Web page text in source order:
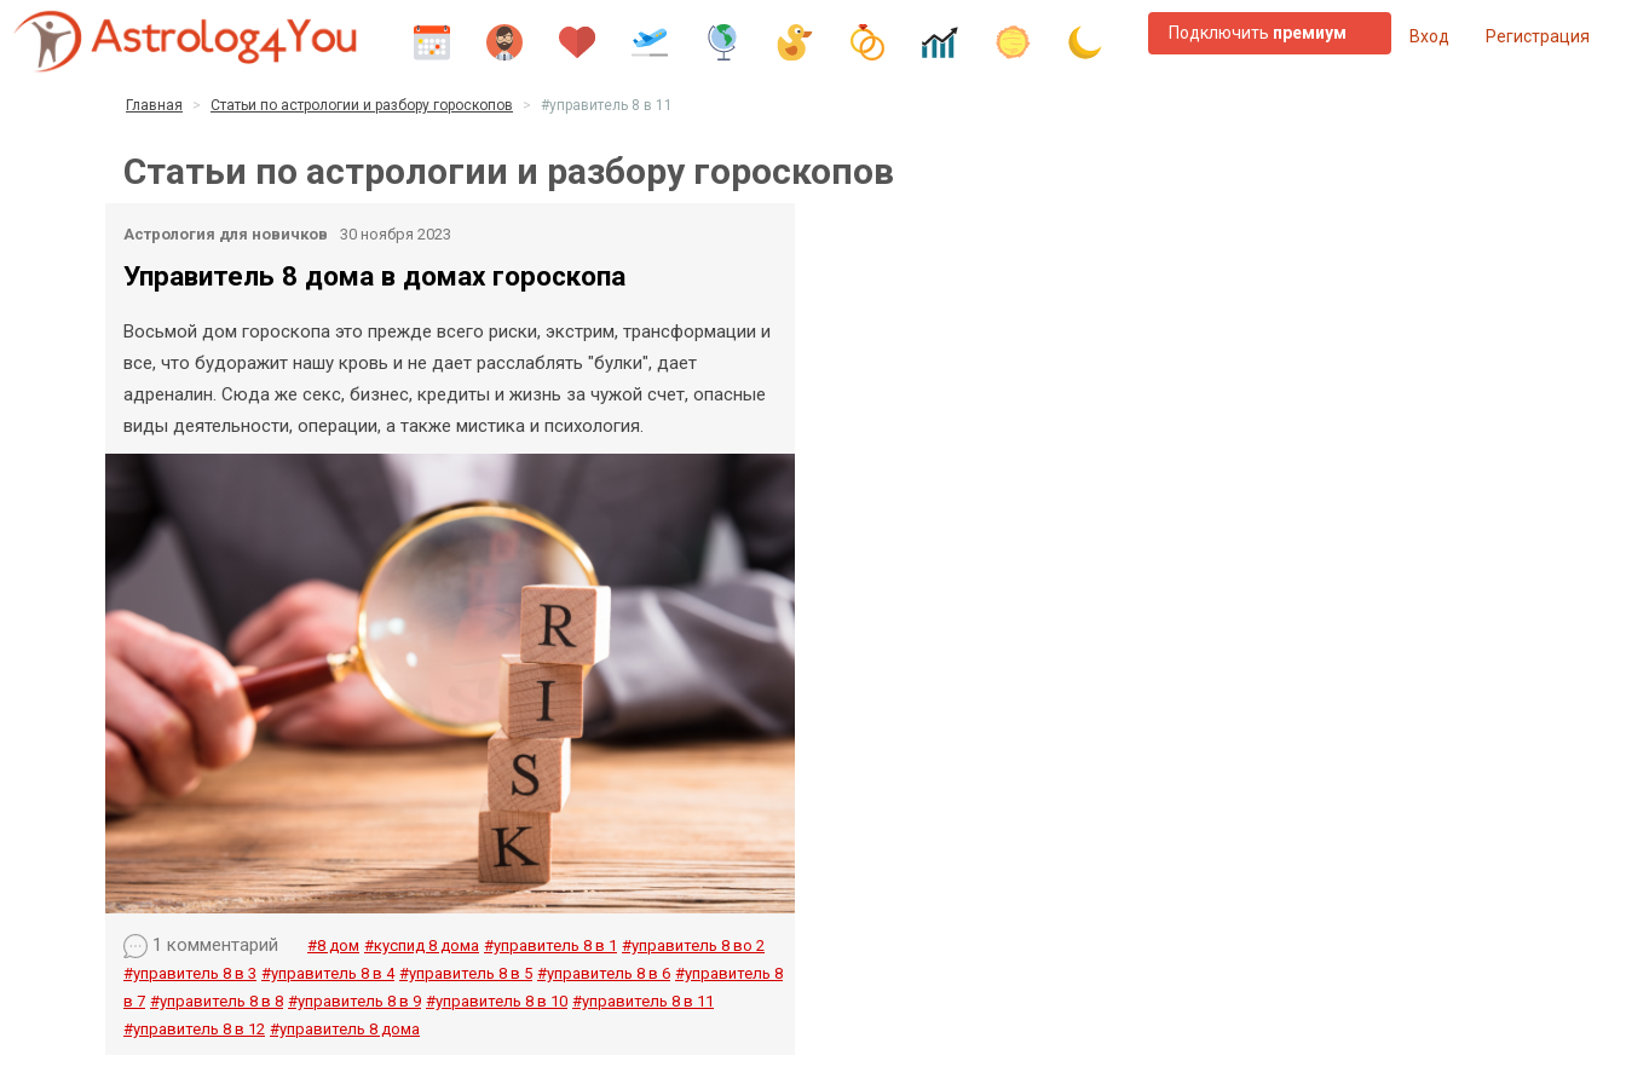
Подключить премиум Вход Регистрация
Главная Статьи по астрологии и разбору гороскопов #управитель 8 в 11
Статьи по астрологии и разбору гороскопов
Астрология для новичков 30 ноября 2023
Управитель 8 дома в домах гороскопа
Восьмой дом гороскопа это прежде всего риски, экстрим, трансформации и
все, что будоражит нашу кровь и не дает расслаблять "булки", дает
адреналин. Сюда же секс, бизнес, кредиты и жизнь за чужой счет, опасные
виды деятельности, операции, а также мистика и психология.
1 комментарий #8 дом #куспид 8 дома #управитель 8 в 1 #управитель 8 во 2
#управитель 8 в 3 #управитель 8 в 4 #управитель 8 в 5 #управитель 8 в 6 #управитель 8
в 7 #управитель 8 в 8 #управитель 8 в 9 #управитель 8 в 10 #управитель 8 в 11
#управитель 8 в 12 #управитель 8 дома